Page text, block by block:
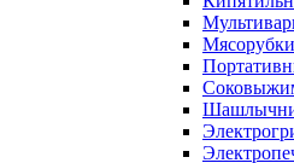
Мясорубки